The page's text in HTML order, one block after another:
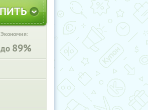
Экономия:
до 89%